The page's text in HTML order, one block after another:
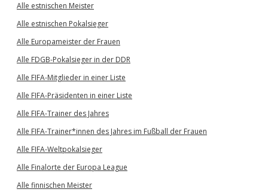
Alle estnischen Meister
Alle estnischen Pokalsieger
Alle Europameister der Frauen
Alle FDGB-Pokalsieger in der DDR
Alle FIFA-Mitglieder in einer Liste
Alle FIFA-Präsidenten in einer Liste
Alle FIFA-Trainer des Jahres
Alle FIFA-Trainer*innen des Jahres im Fußball der Frauen
Alle FIFA-Weltpokalsieger
Alle Finalorte der Europa League
Alle finnischen Meister